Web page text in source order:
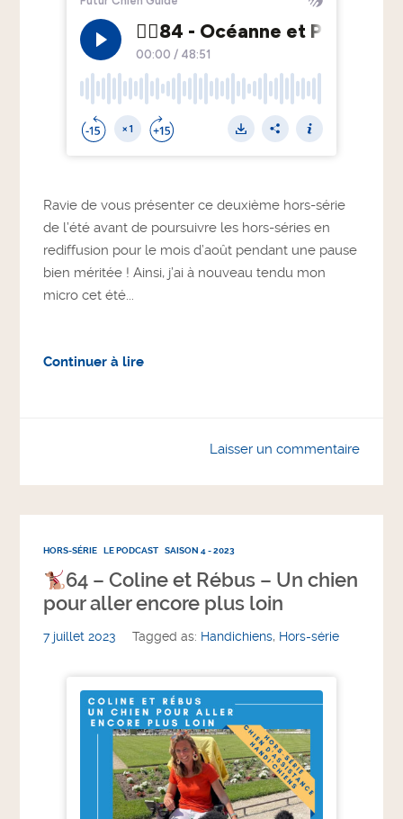
Ravie de vous présenter ce deuxième hors-série
de l’été avant de poursuivre les hors-séries en
rediffusion pour le mois d’août pendant une pause
bien méritée ! Ainsi, j’ai à nouveau tendu mon
micro cet été...
Continuer à lire
Laisser un commentaire
HORS-SÉRIE LE PODCAST SAISON 4 - 2023
64 – Coline et Rébus – Un chien
pour aller encore plus loin
7 juillet 2023 Tagged as: Handichiens, Hors-série